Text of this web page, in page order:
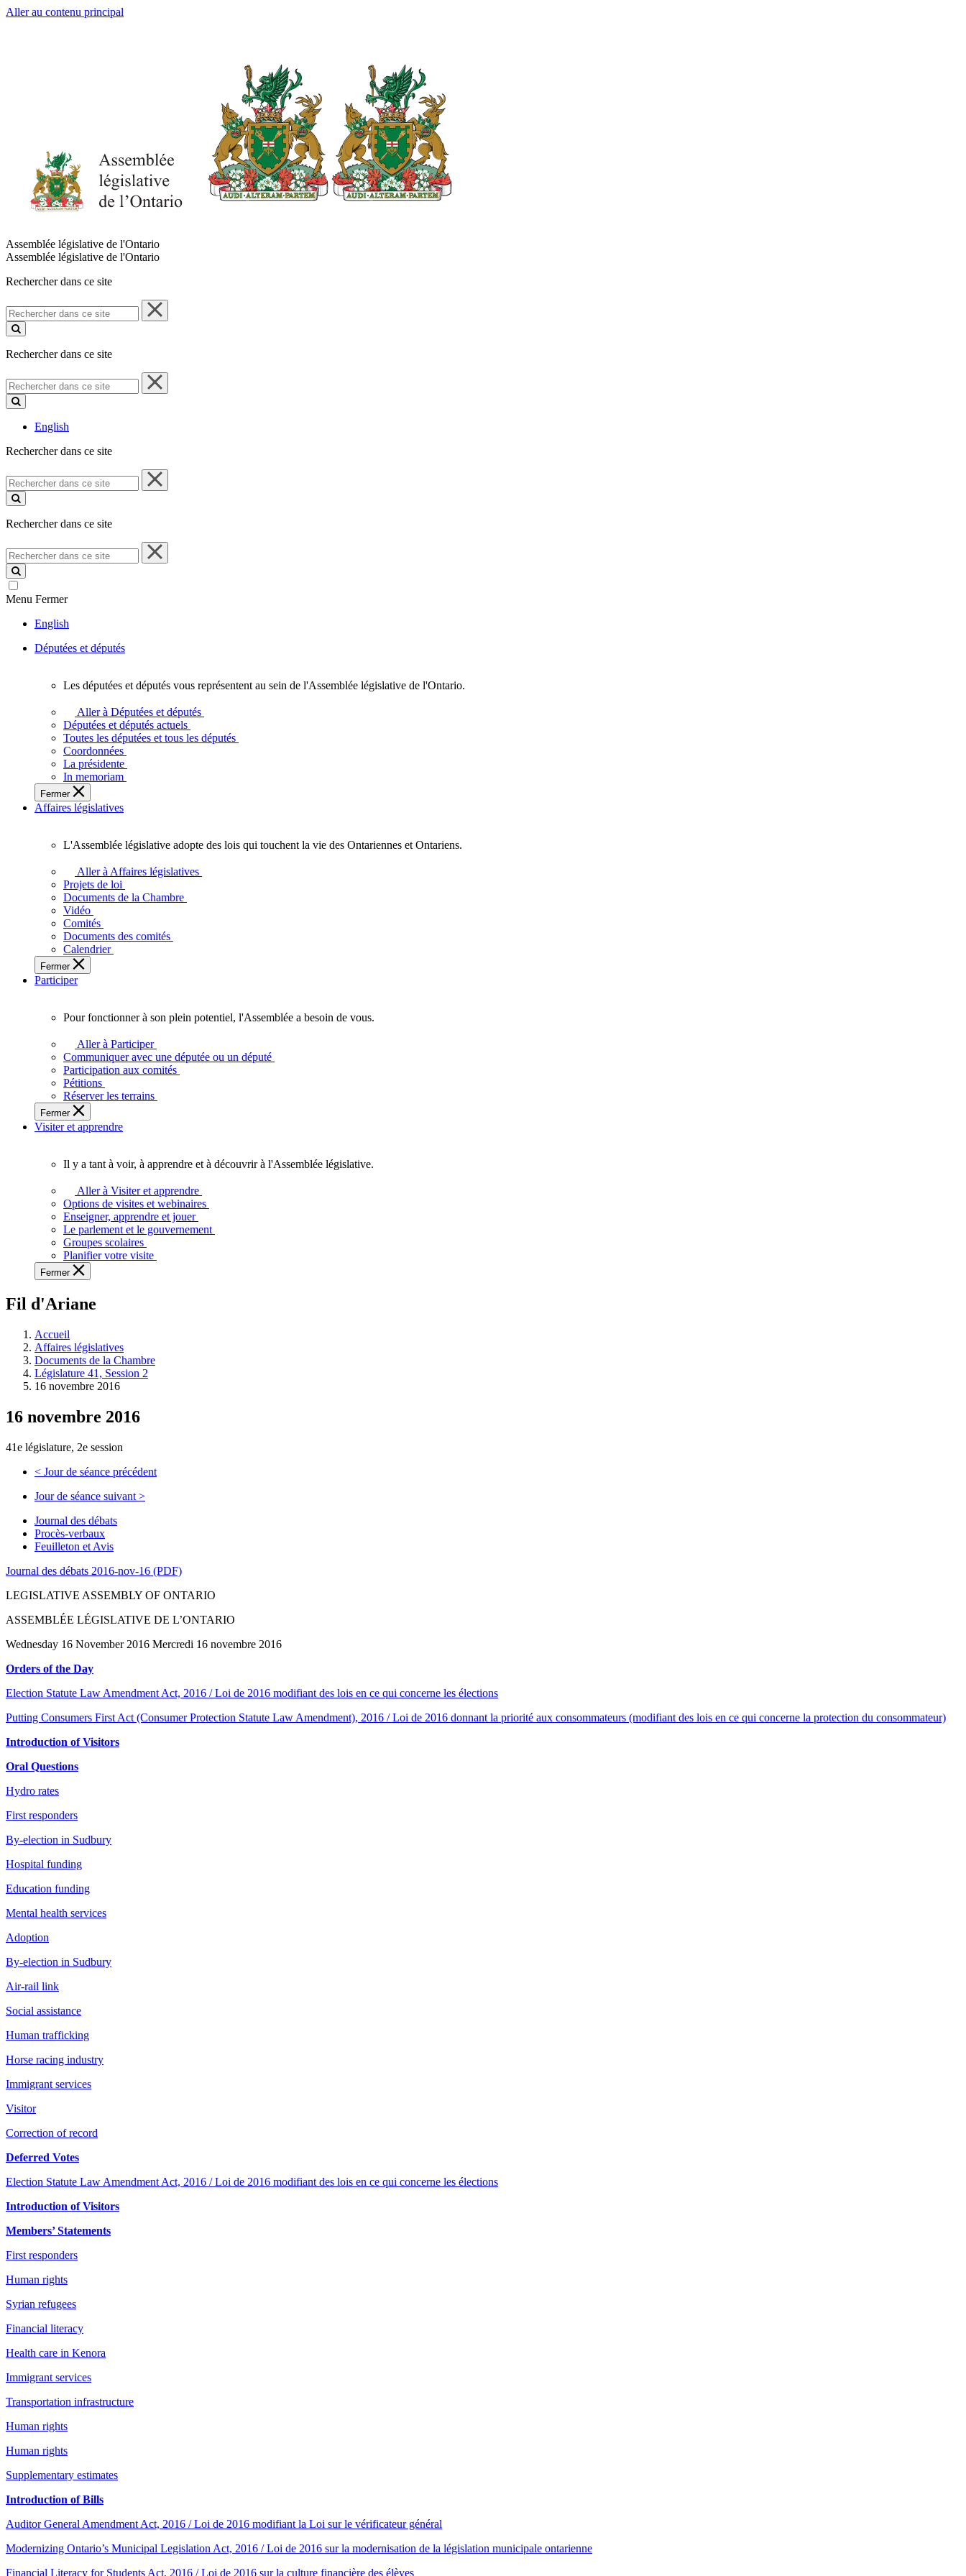
Aller au contenu principal
Assemblée législative de l'Ontario
Assemblée législative de l'Ontario
Rechercher dans ce site
Rechercher
dans
ce
Rechercher dans ce site
Rechercher
dans
ce
English
Rechercher dans ce site
Rechercher
dans
ce
Rechercher dans ce site
Rechercher
dans
ce
site
Menu Fermer
English
Députées et députés
députées
députés
vous
représentent
sein
de
l'Assemblée
l'Ontario.
Les députées et députés vous représentent au sein de l'Assemblée législative de l'Ontario.
Aller à Députées et députés
Députées et députés actuels
Toutes les députées et tous les députés
Coordonnées
La présidente
In memoriam
Fermer
Affaires législatives
législative
adopte
touchent
vie
des
Ontariennes
Ontariens.
L'Assemblée législative adopte des lois qui touchent la vie des Ontariennes et Ontariens.
Aller à Affaires législatives
Projets de loi
Documents de la Chambre
Vidéo
Comités
Documents des comités
Calendrier
Fermer
Participer
fonctionner
plein
potentiel,
l'Assemblée
a
besoin
Pour fonctionner à son plein potentiel, l'Assemblée a besoin de vous.
Aller à Participer
Communiquer avec une députée ou un député
Participation aux comités
Pétitions
Réserver les terrains
Fermer
Visiter et apprendre
voir,
apprendre
et
découvrir
l'Assemblée
législative.
Il y a tant à voir, à apprendre et à découvrir à l'Assemblée législative.
Aller à Visiter et apprendre
Options de visites et webinaires
Enseigner, apprendre et jouer
Le parlement et le gouvernement
Groupes scolaires
Planifier votre visite
Fermer
Fil d'Ariane
Accueil
Affaires législatives
Documents de la Chambre
Législature 41, Session 2
16 novembre 2016
16 novembre 2016
41e législature, 2e session
< Jour de séance précédent
Jour de séance suivant >
Journal des débats
Procès-verbaux
Feuilleton et Avis
Journal des débats 2016-nov-16 (PDF)
LEGISLATIVE ASSEMBLY OF ONTARIO
ASSEMBLÉE LÉGISLATIVE DE L’ONTARIO
Wednesday 16 November 2016 Mercredi 16 novembre 2016
Orders of the Day
Election Statute Law Amendment Act, 2016 / Loi de 2016 modifiant des lois en ce qui concerne les élections
Putting Consumers First Act (Consumer Protection Statute Law Amendment), 2016 / Loi de 2016 donnant la priorité aux consommateurs (modifiant des lois en ce qui concerne la protection du consommateur)
Introduction of Visitors
Oral Questions
Hydro rates
First responders
By-election in Sudbury
Hospital funding
Education funding
Mental health services
Adoption
By-election in Sudbury
Air-rail link
Social assistance
Human trafficking
Horse racing industry
Immigrant services
Visitor
Correction of record
Deferred Votes
Election Statute Law Amendment Act, 2016 / Loi de 2016 modifiant des lois en ce qui concerne les élections
Introduction of Visitors
Members’ Statements
First responders
Human rights
Syrian refugees
Financial literacy
Health care in Kenora
Immigrant services
Transportation infrastructure
Human rights
Human rights
Supplementary estimates
Introduction of Bills
Auditor General Amendment Act, 2016 / Loi de 2016 modifiant la Loi sur le vérificateur général
Modernizing Ontario’s Municipal Legislation Act, 2016 / Loi de 2016 sur la modernisation de la législation municipale ontarienne
Financial Literacy for Students Act, 2016 / Loi de 2016 sur la culture financière des élèves